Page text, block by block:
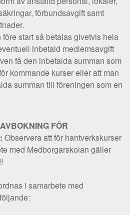
förbundsavgift samt
start så betalas givetvis hela
inbetald medlemsavgift
få den inbetalda summan som
kommande kurser eller att man
summan till föreningen som en
FÖR
Observera att för hantverkskurser
med Medborgarskolan gäller
i samarbete med